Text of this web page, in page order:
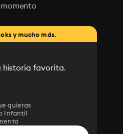
y mucho más.
historia favorita.
quieras
Infantil